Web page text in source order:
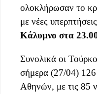
ολοκλήρωσαν το
με νέες
Κάλυμνο στα
Συνολικά οι
σήμερα (27/04) 126
Αθηνών, με τις 85